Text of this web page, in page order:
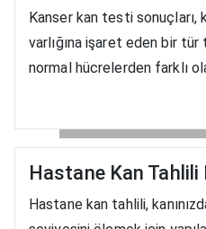
Kanser kan testi
varlığına işaret eden bir
normal hücrelerden farklı
Hastane Kan Tahlili
Hastane kan tahlili,